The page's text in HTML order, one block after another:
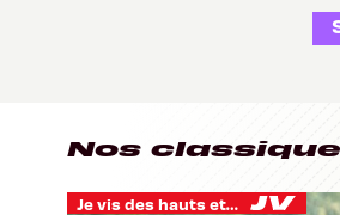
Nos
Je vis des hauts et des bas